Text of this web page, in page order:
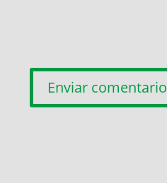
Enviar comentario